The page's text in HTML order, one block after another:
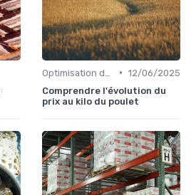
• 12/06/2025
Comprendre l'évolution du
prix au kilo du poulet